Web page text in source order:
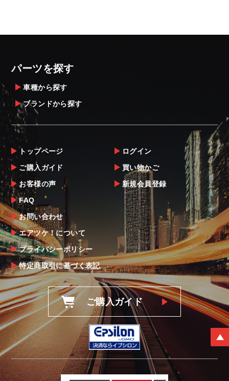
パーツを探す
車種から探す
ブランドから探す
トップページ
ご購入ガイド
お客様の声
FAQ
お問い合わせ
エアツケ！について
プライバシーポリシー
特定商取引に基づく表記
ログイン
買い物かご
新規会員登録
ご購入ガイド